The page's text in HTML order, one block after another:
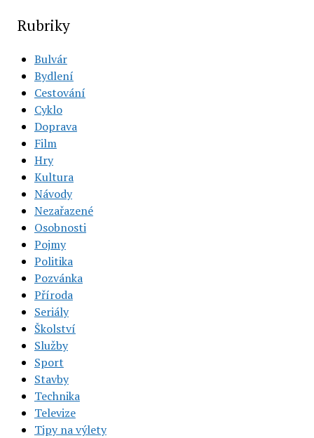
Rubriky
Bulvár
Bydlení
Cestování
Cyklo
Doprava
Film
Hry
Kultura
Návody
Nezařazené
Osobnosti
Pojmy
Politika
Pozvánka
Příroda
Seriály
Školství
Služby
Sport
Stavby
Technika
Televize
Tipy na výlety